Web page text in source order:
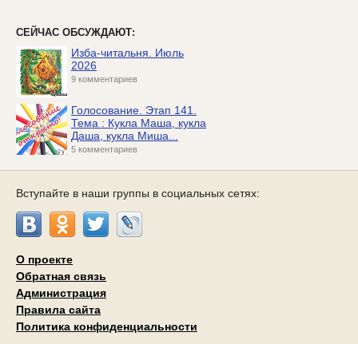
СЕЙЧАС ОБСУЖДАЮТ:
Изба-читальня. Июль
2026
9 комментариев
Голосование. Этап 141.
Тема : Кукла Маша, кукла
Даша, кукла Миша...
5 комментариев
Вступайте в наши группы в социальных сетях:
О проекте
Обратная связь
Администрация
Правила сайта
Политика конфиденциальности